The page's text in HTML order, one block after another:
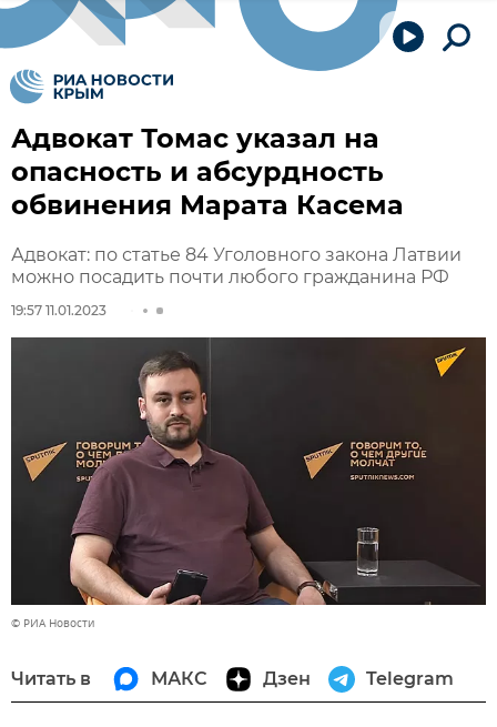
Адвокат Томас указал на
опасность и абсурдность
обвинения Марата Касема
Адвокат: по статье 84 Уголовного закона Латвии
можно посадить почти любого гражданина РФ
19:57 11.01.2023
© РИА Новости
Читать в МАКС Дзен Telegram